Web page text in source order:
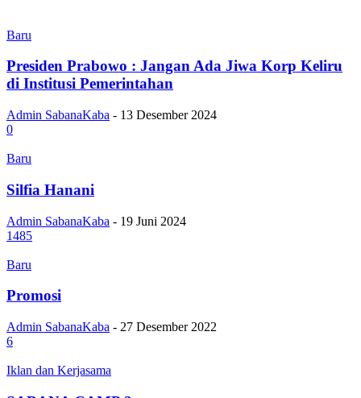
Baru
Presiden Prabowo : Jangan Ada Jiwa Korp Keliru
di Institusi Pemerintahan
Admin SabanaKaba - 13 Desember 2024
0
Baru
Silfia Hanani
Admin SabanaKaba - 19 Juni 2024
1485
Baru
Promosi
Admin SabanaKaba - 27 Desember 2022
6
Iklan dan Kerjasama